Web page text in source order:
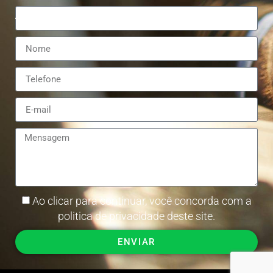
Ao clicar para continuar, você concorda com a
politica de privacidade deste site.
ENVIAR